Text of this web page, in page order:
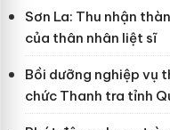
Sơn La: Thu nhận
của thân nhân liệt sĩ
Bồi dưỡng nghiệp vụ
chức Thanh tra tỉnh